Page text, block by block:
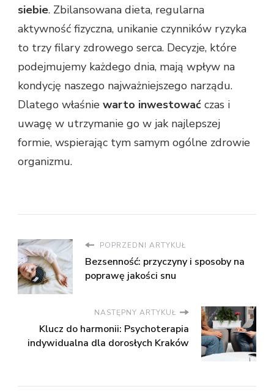
siebie. Zbilansowana dieta, regularna
aktywność fizyczna, unikanie czynników ryzyka
to trzy filary zdrowego serca. Decyzje, które
podejmujemy każdego dnia, mają wpływ na
kondycję naszego najważniejszego narządu.
Dlatego właśnie warto inwestować czas i
uwagę w utrzymanie go w jak najlepszej
formie, wspierając tym samym ogólne zdrowie
organizmu.
POPRZEDNI ARTYKUŁ
Bezsenność: przyczyny i sposoby na
poprawę jakości snu
NASTĘPNY ARTYKUŁ
Klucz do harmonii: Psychoterapia
indywidualna dla dorosłych Kraków